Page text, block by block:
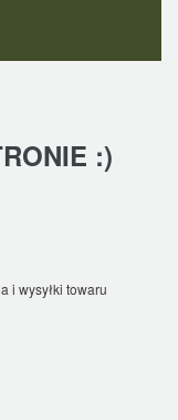
:)
i wysyłki towaru